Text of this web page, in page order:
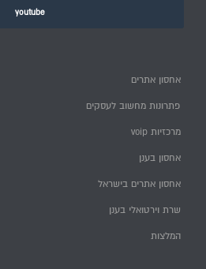
youtube
אחסון אתרים
פתרונות מחשוב לעסקים
מרכזיות voip
אחסון בענן
אחסון אתרים בישראל
שרת וירטואלי בענן
המלצות